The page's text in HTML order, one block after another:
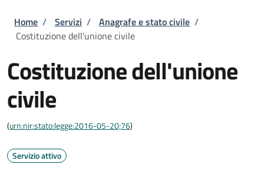
Briciole di pane
Home / Servizi / Anagrafe e stato civile /
Costituzione dell'unione civile
Costituzione dell'unione
civile
(urn:nir:stato:legge:2016-05-20;76)
Servizio attivo